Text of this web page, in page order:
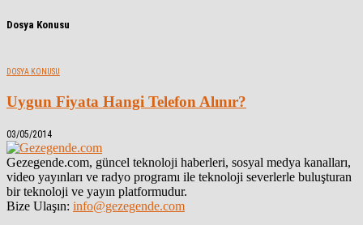
Dosya Konusu
DOSYA KONUSU
Uygun Fiyata Hangi Telefon Alınır?
03/05/2014
Gezegende.com, güncel teknoloji haberleri, sosyal medya kanalları,
video yayınları ve radyo programı ile teknoloji severlerle buluşturan
bir teknoloji ve yayın platformudur.
Bize Ulaşın: info@gezegende.com